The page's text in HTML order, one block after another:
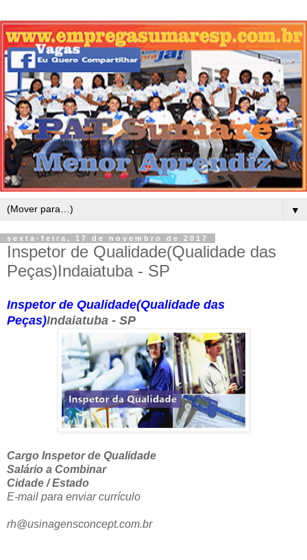
▼
sexta-feira, 17 de novembro de 2017
Inspetor de Qualidade(Qualidade das
Peças)Indaiatuba - SP
Inspetor de Qualidade(Qualidade das
Peças)Indaiatuba - SP
Cargo Inspetor de Qualidade
Salário a Combinar
Cidade / Estado
E-mail para enviar currículo
rh@usinagensconcept.com.br